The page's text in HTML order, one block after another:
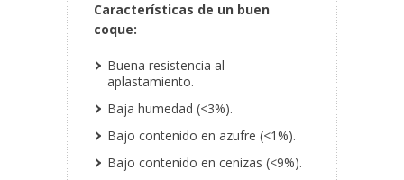
Características de un buen
coque:
Buena resistencia al
aplastamiento.
Baja humedad (<3%).
Bajo contenido en azufre (<1%).
Bajo contenido en cenizas (<9%).